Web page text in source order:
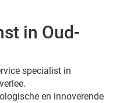
in Oud-
specialist in
en innoverende